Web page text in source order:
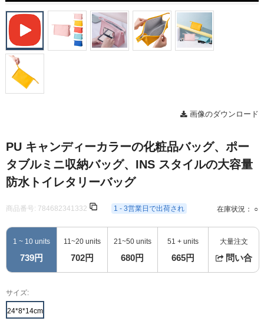
画像のダウンロード
PU キャンディーカラーの化粧品バッグ、ポー
タブルミニ収納バッグ、INS スタイルの大容量
防水トイレタリーバッグ
商品番号: 784682341332 1 - 3営業日で出荷され 在庫状況： ○
1 ~ 10 units
739円
11~20 units
702円
21~50 units
680円
51 + units
665円
大量注文
問い合
サイズ:
24*8*14cm